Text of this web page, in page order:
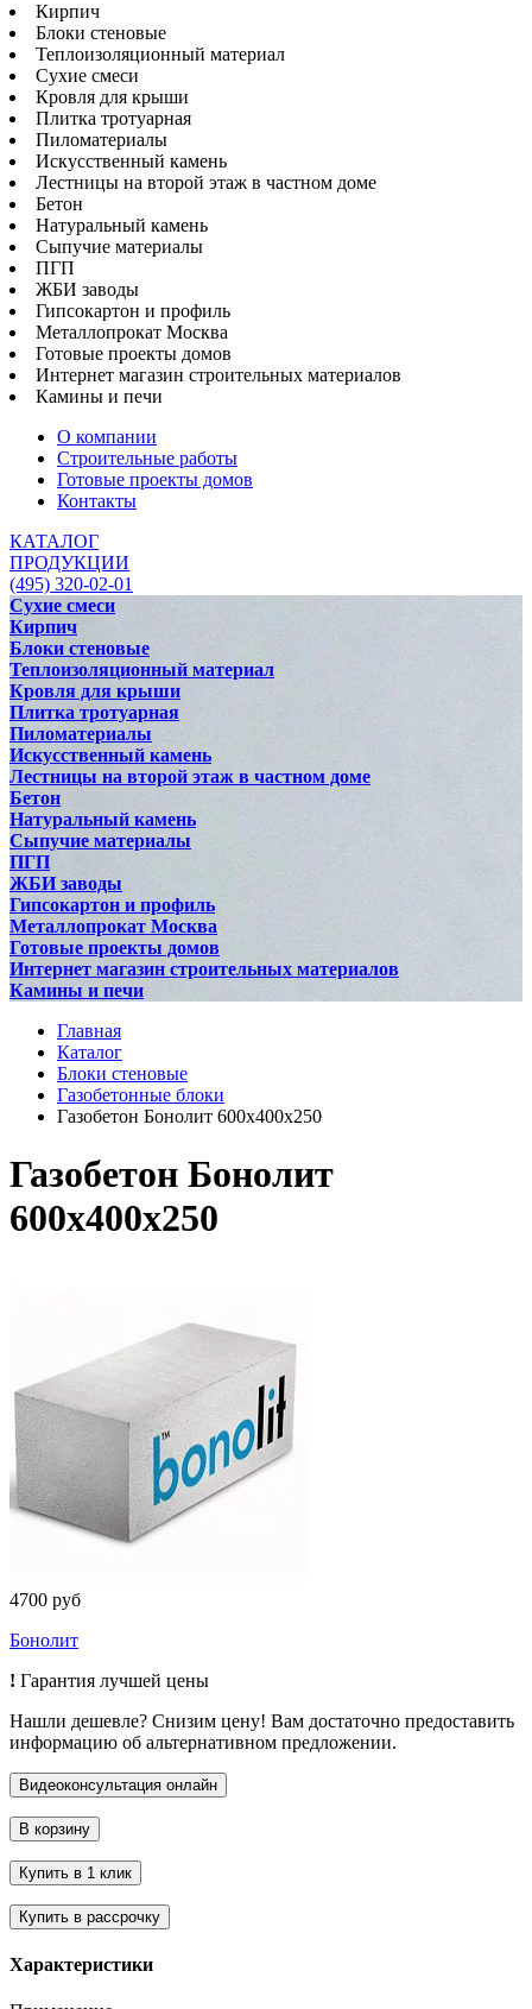
Кирпич
Блоки стеновые
Теплоизоляционный материал
Сухие смеси
Кровля для крыши
Плитка тротуарная
Пиломатериалы
Искусственный камень
Лестницы на второй этаж в частном доме
Бетон
Натуральный камень
Сыпучие материалы
ПГП
ЖБИ заводы
Гипсокартон и профиль
Металлопрокат Москва
Готовые проекты домов
Интернет магазин строительных материалов
Камины и печи
О компании
Строительные работы
Готовые проекты домов
Контакты
КАТАЛОГ
ПРОДУКЦИИ
(495) 320-02-01
Сухие смеси
Кирпич
Блоки стеновые
Теплоизоляционный материал
Кровля для крыши
Плитка тротуарная
Пиломатериалы
Искусственный камень
Лестницы на второй этаж в частном доме
Бетон
Натуральный камень
Сыпучие материалы
ПГП
ЖБИ заводы
Гипсокартон и профиль
Металлопрокат Москва
Готовые проекты домов
Интернет магазин строительных материалов
Камины и печи
Главная
Каталог
Блоки стеновые
Газобетонные блоки
Газобетон Бонолит 600x400x250
Газобетон Бонолит
600x400x250
4700 руб
Бонолит
! Гарантия лучшей цены
Нашли дешевле? Снизим цену! Вам достаточно предоставить
информацию об альтернативном предложении.
Характеристики